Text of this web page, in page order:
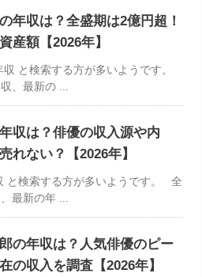
年収は？全盛期は2億円超！
産額【2026年】
収 と検索する方が多いようです。
、最新の ...
収は？俳優の収入源や内
れない？【2026年】
と検索する方が多いようです。 全
最新の年 ...
の年収は？人気俳優のピー
の収入を調査【2026年】